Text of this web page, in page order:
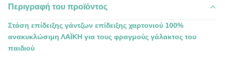
Περιγραφή του προϊόντος
Στάση επίδειξης γάντζων επίδειξης χαρτονιού 100%
ανακυκλώσιμη ΛΑΪΚΗ για τους φραγμούς γάλακτος του
παιδιού